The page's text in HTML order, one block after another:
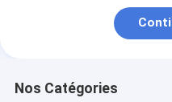
Nos Catégories